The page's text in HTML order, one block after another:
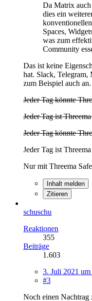
Da Matrix auch
dies ein
Spaces,
was zum
Community
Das ist keine
hat. Slack, Telegram,
zum Beispiel auch an.
Jeder Tag könnte
Jeder Tag ist
Jeder Tag könnte
Jeder Tag ist
Nur mit Threema
Inhalt melden
Zitieren
schuschu
Reaktionen
355
Beiträge
1.603
3. Juli 2021
#3
Noch einen Nachtrag